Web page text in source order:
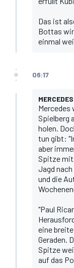
Das ist
Bottas
einmal
06:17
Mercedes
Spielberg
holen.
tun gibt:
aber
Spitze
Jagd
und die
"Paul
eine
Geraden.
Spitze
auf das